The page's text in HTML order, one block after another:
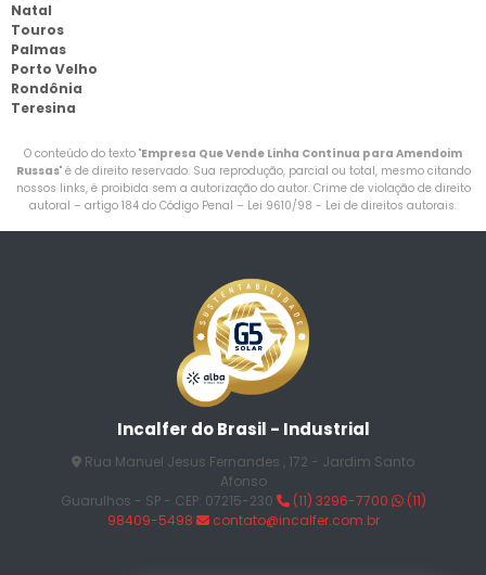
Natal
Touros
Palmas
Porto Velho
Rondônia
Teresina
O conteúdo do texto "Empresa Que Vende Linha Contínua para Amendoim
Russas" é de direito reservado. Sua reprodução, parcial ou total, mesmo citando
nossos links, é proibida sem a autorização do autor. Crime de violação de direito
autoral – artigo 184 do Código Penal – Lei 9610/98 - Lei de direitos autorais.
Incalfer do Brasil - Industrial
Rua Manuel Jesus Fernandes , 172 - Jardim Santo
Afonso
Guarulhos - SP - CEP: 07215-230
(11) 3296-7700
(11)
98409-5498
contato@incalfer.com.br